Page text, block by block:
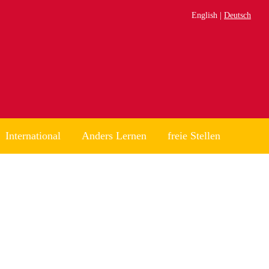
English Deutsch
International Anders Lernen freie Stellen